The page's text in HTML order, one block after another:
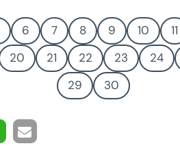
6 7 8 9 10 11
20 21 22 23 24
29
30